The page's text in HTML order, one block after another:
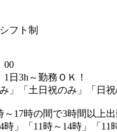
フト制
00
1日3h～勤務ＯＫ！
」「土日祝のみ」「日
17時の間で3時間以上出
」「11時～14時」「